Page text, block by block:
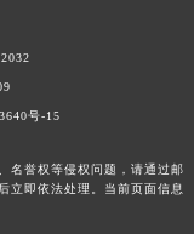
号-15
名誉权等侵权问题，请通过邮
立即依法处理。当前页面信息